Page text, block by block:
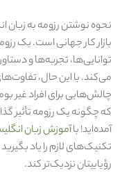
نحوه نوشتن رزومه به زبان
بازار کار جهانی است. یک
توانایی‌ها، تجربه‌ها و
می‌کند. با این حال،
چالش‌هایی برای افراد غیر
که چگونه یک رزومه تأثیر
آمده‌اید! باآموزش زبان
تکنیک‌های لازم را یاد
رؤیاییتان نزدیک‌تر کند.